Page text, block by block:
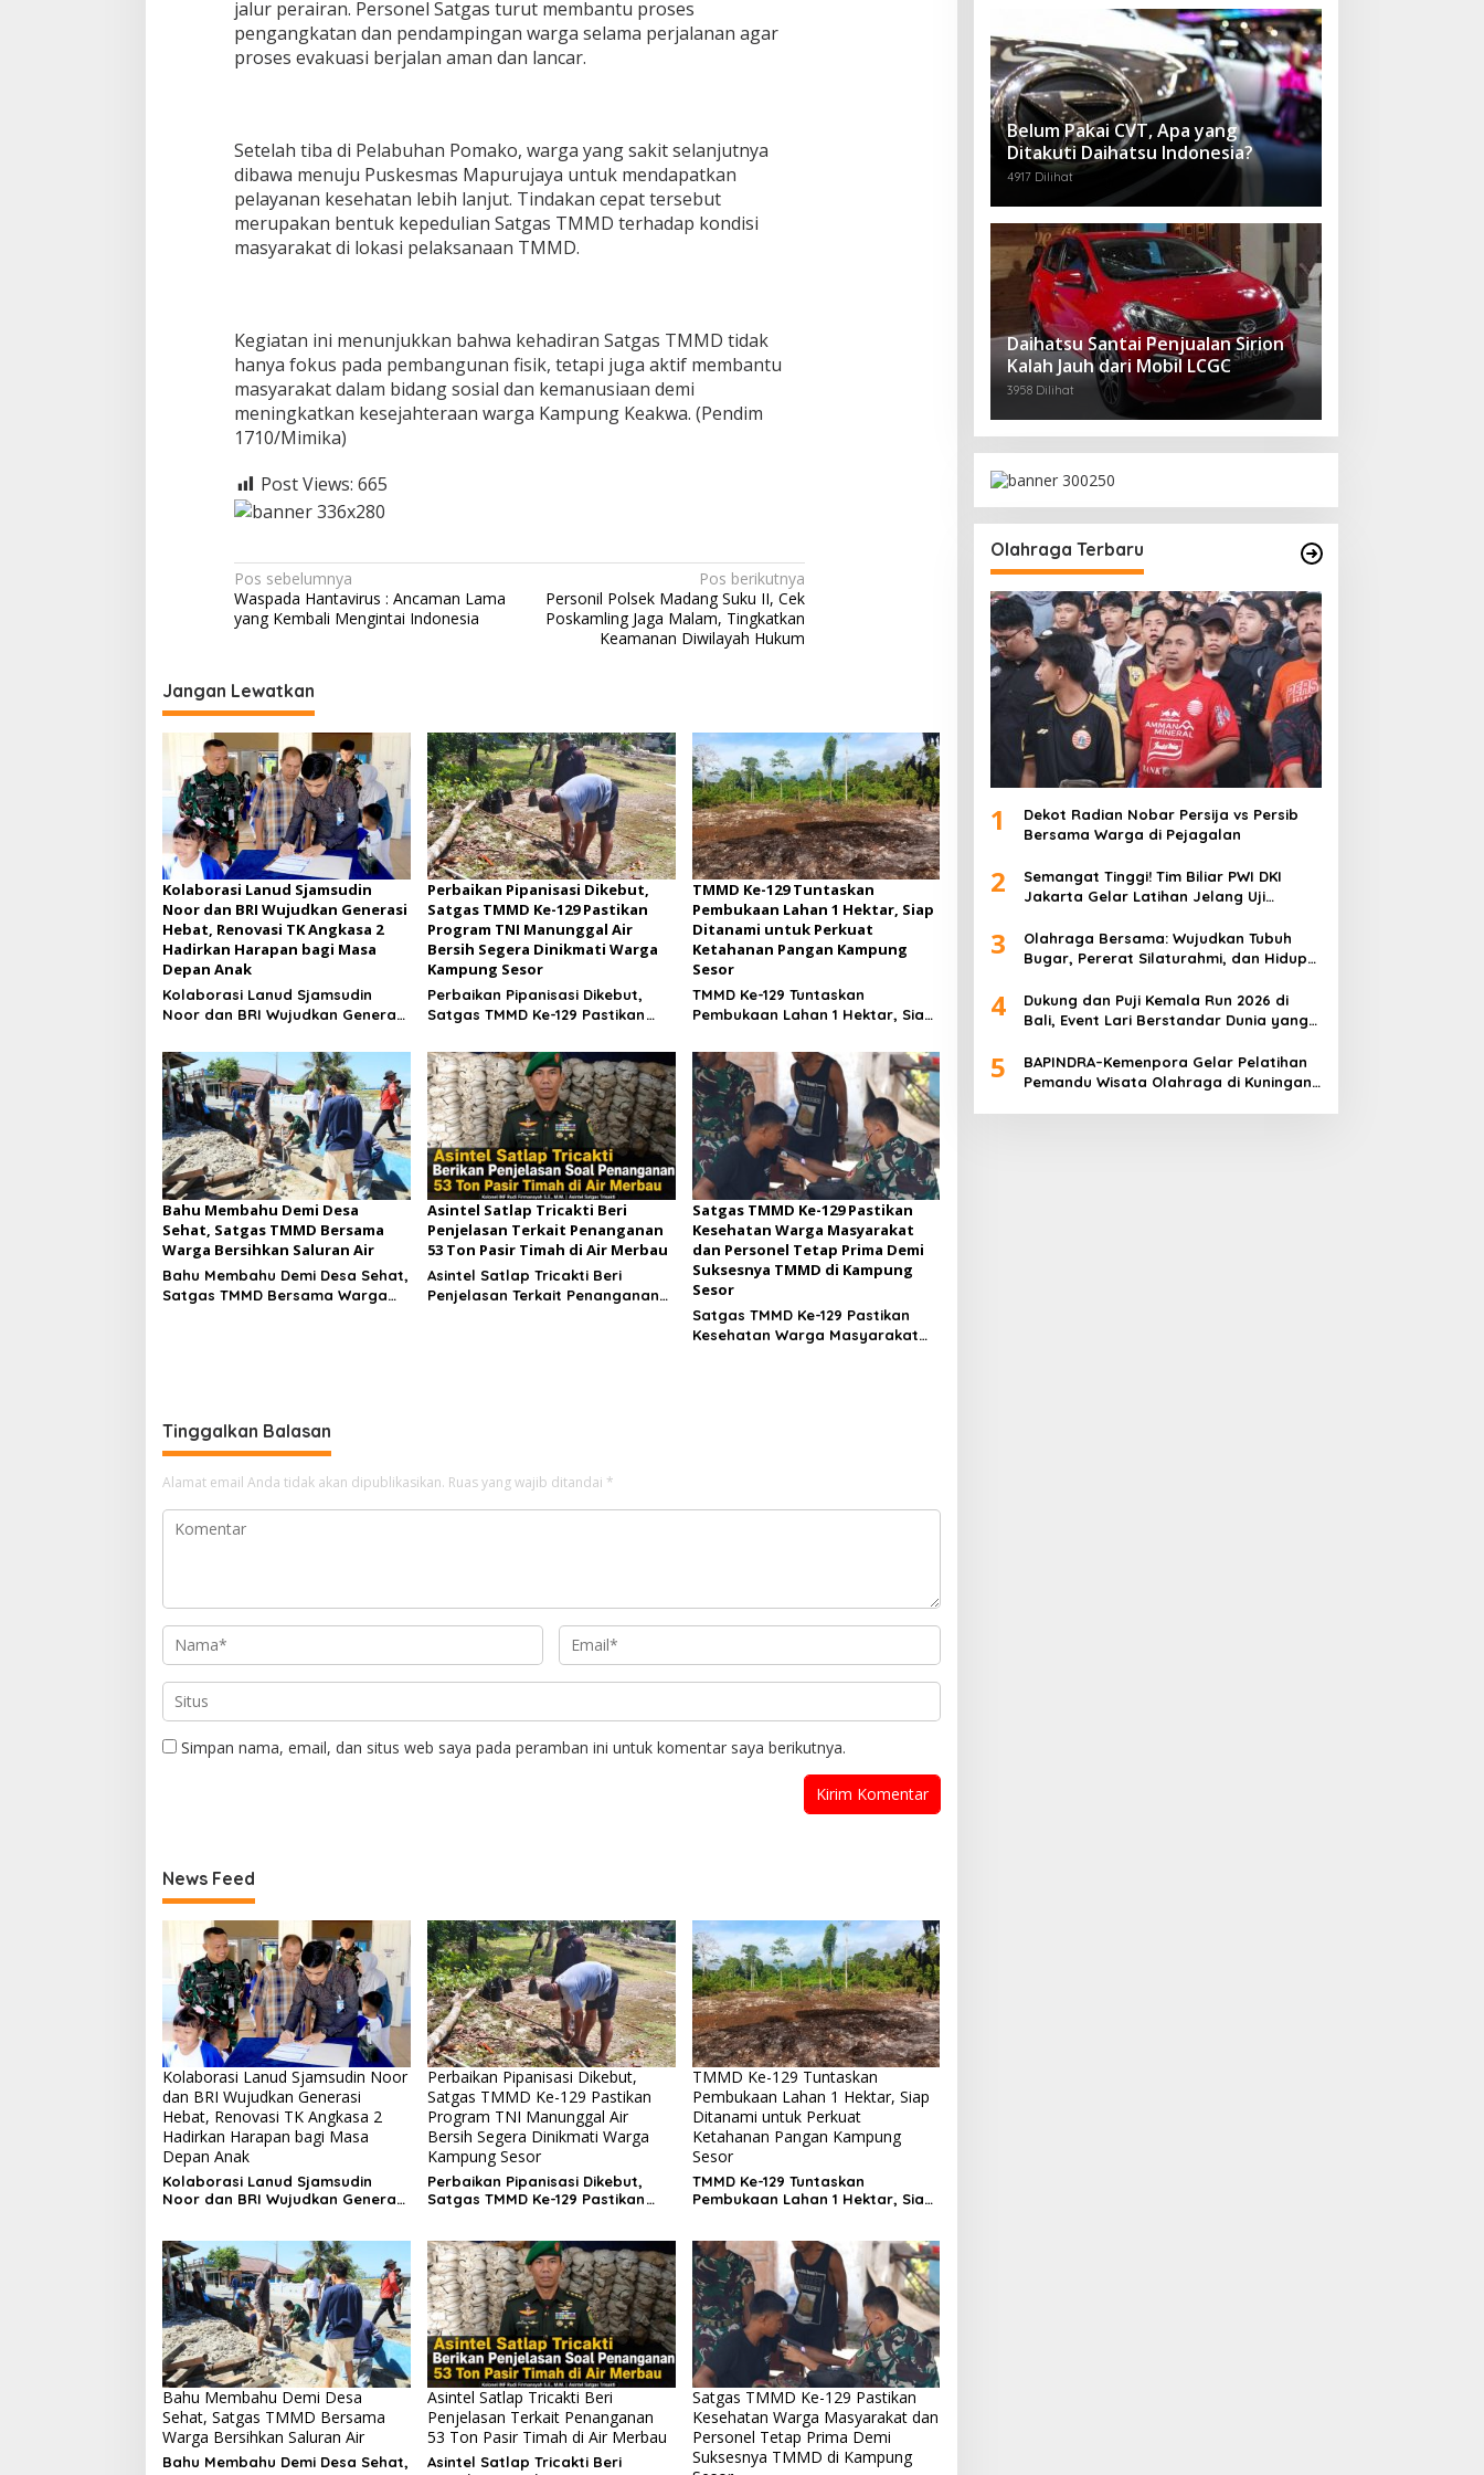
jalur perairan. Personel Satgas turut membantu proses
pengangkatan dan pendampingan warga selama perjalanan agar
proses evakuasi berjalan aman dan lancar.
Setelah tiba di Pelabuhan Pomako, warga yang sakit selanjutnya
dibawa menuju Puskesmas Mapurujaya untuk mendapatkan
pelayanan kesehatan lebih lanjut. Tindakan cepat tersebut
merupakan bentuk kepedulian Satgas TMMD terhadap kondisi
masyarakat di lokasi pelaksanaan TMMD.
Kegiatan ini menunjukkan bahwa kehadiran Satgas TMMD tidak
hanya fokus pada pembangunan fisik, tetapi juga aktif membantu
masyarakat dalam bidang sosial dan kemanusiaan demi
meningkatkan kesejahteraan warga Kampung Keakwa. (Pendim
1710/Mimika)
Post Views: 665
N
a
i
g
a
s
i
p
o
s
Pos sebelumnya
Waspada Hantavirus : Ancaman Lama
yang Kembali Mengintai Indonesia
Pos berikutnya
Personil Polsek Madang Suku II, Cek
Poskamling Jaga Malam, Tingkatkan
Keamanan Diwilayah Hukum
Jangan Lewatkan
Kolaborasi Lanud Sjamsudin
Noor dan BRI Wujudkan Generasi
Hebat, Renovasi TK Angkasa 2
Hadirkan Harapan bagi Masa
Depan Anak
Kolaborasi Lanud Sjamsudin
Noor dan BRI Wujudkan Generasi
Hadirkan Harapan bagi Masa
Depan Anak
Perbaikan Pipanisasi Dikebut,
Satgas TMMD Ke-129 Pastikan
Program TNI Manunggal Air
Bersih Segera Dinikmati Warga
Kampung Sesor
Perbaikan Pipanisasi Dikebut,
Satgas TMMD Ke-129 Pastikan
Bersih Segera Dinikmati Warga
Kampung Sesor
TMMD Ke-129 Tuntaskan
Pembukaan Lahan 1 Hektar, Siap
Ditanami untuk Perkuat
Ketahanan Pangan Kampung
Sesor
TMMD Ke-129 Tuntaskan
Pembukaan Lahan 1 Hektar, Siap
Ketahanan Pangan Kampung
Sesor
Bahu Membahu Demi Desa
Sehat, Satgas TMMD Bersama
Warga Bersihkan Saluran Air
Bahu Membahu Demi Desa Sehat,
Satgas TMMD Bersama Warga
Asintel Satlap Tricakti Beri
Penjelasan Terkait Penanganan
53 Ton Pasir Timah di Air Merbau
Asintel Satlap Tricakti Beri
Penjelasan Terkait Penanganan
Satgas TMMD Ke-129 Pastikan
Kesehatan Warga Masyarakat
dan Personel Tetap Prima Demi
Suksesnya TMMD di Kampung
Sesor
Satgas TMMD Ke-129 Pastikan
Kesehatan Warga Masyarakat
Tinggalkan Balasan
Alamat email Anda tidak akan dipublikasikan. Ruas yang wajib ditandai *
Simpan nama, email, dan situs web saya pada peramban ini untuk komentar saya berikutnya.
News Feed
Kolaborasi Lanud Sjamsudin Noor
dan BRI Wujudkan Generasi
Hebat, Renovasi TK Angkasa 2
Hadirkan Harapan bagi Masa
Depan Anak
Kolaborasi Lanud Sjamsudin
Noor dan BRI Wujudkan Generasi
Depan Anak
Perbaikan Pipanisasi Dikebut,
Satgas TMMD Ke-129 Pastikan
Program TNI Manunggal Air
Bersih Segera Dinikmati Warga
Kampung Sesor
Perbaikan Pipanisasi Dikebut,
Satgas TMMD Ke-129 Pastikan
Kampung Sesor
TMMD Ke-129 Tuntaskan
Pembukaan Lahan 1 Hektar, Siap
Ditanami untuk Perkuat
Ketahanan Pangan Kampung
Sesor
TMMD Ke-129 Tuntaskan
Pembukaan Lahan 1 Hektar, Siap
Sesor
Bahu Membahu Demi Desa
Sehat, Satgas TMMD Bersama
Warga Bersihkan Saluran Air
Bahu Membahu Demi Desa Sehat,
Asintel Satlap Tricakti Beri
Penjelasan Terkait Penanganan
53 Ton Pasir Timah di Air Merbau
Asintel Satlap Tricakti Beri
Satgas TMMD Ke-129 Pastikan
Kesehatan Warga Masyarakat dan
Personel Tetap Prima Demi
Suksesnya TMMD di Kampung
Belum Pakai CVT, Apa yang
Ditakuti Daihatsu Indonesia?
4917 Dilihat
Daihatsu Santai Penjualan Sirion
Kalah Jauh dari Mobil LCGC
3958 Dilihat
Olahraga Terbaru
1
Dekot Radian Nobar Persija vs Persib
Bersama Warga di Pejagalan
2
Semangat Tinggi! Tim Biliar PWI DKI
Jakarta Gelar Latihan Jelang Uji
3
Olahraga Bersama: Wujudkan Tubuh
Bugar, Pererat Silaturahmi, dan Hidup
4
Dukung dan Puji Kemala Run 2026 di
Bali, Event Lari Berstandar Dunia yang
5
BAPINDRA–Kemenpora Gelar Pelatihan
Pemandu Wisata Olahraga di Kuningan